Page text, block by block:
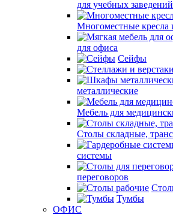
для учебных заведений
Многоместные кресла
для офиса
Сейфы
металлические
Мебель для
Столы складные,
системы
переговоров
Тумбы
ОФИС